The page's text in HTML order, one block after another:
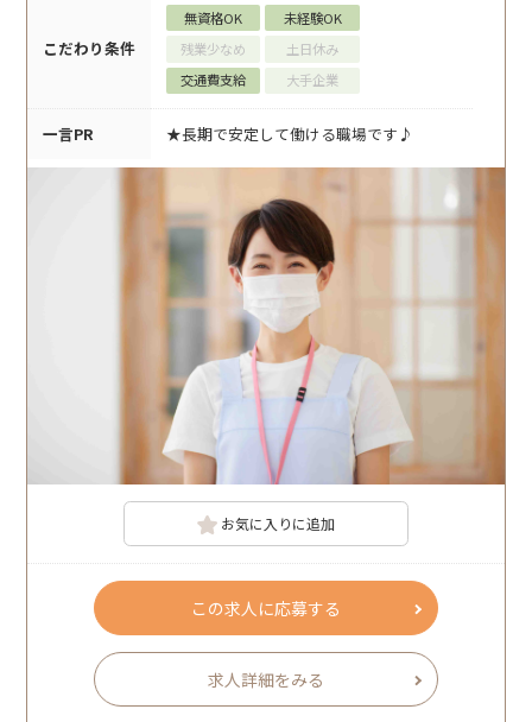
こだわり条件
無資格OK
未経験OK
残業少なめ
土日休み
交通費支給
大手企業
一言PR ★長期で安定して働ける職場です♪
お気に入りに追加
この求人に応募する
求人詳細をみる